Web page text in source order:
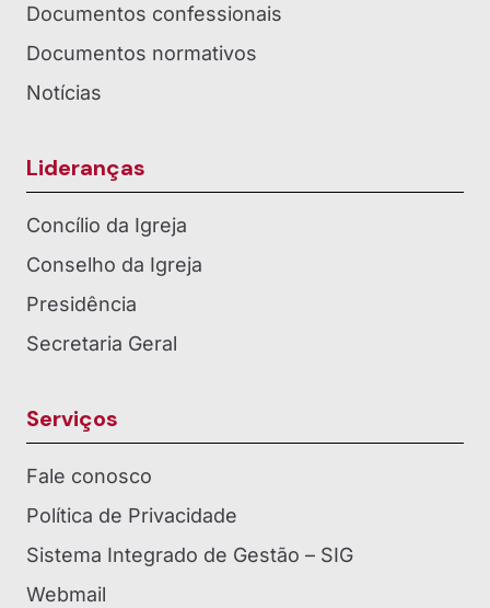
Documentos confessionais
Documentos normativos
Notícias
Lideranças
Concílio da Igreja
Conselho da Igreja
Presidência
Secretaria Geral
Serviços
Fale conosco
Política de Privacidade
Sistema Integrado de Gestão – SIG
Webmail